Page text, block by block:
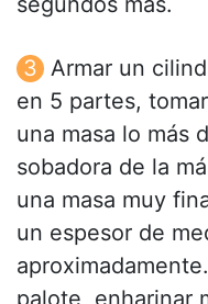
Armar un
en 5 partes,
una masa lo más
sobadora de la
una masa muy
un espesor de
palote, enharinar